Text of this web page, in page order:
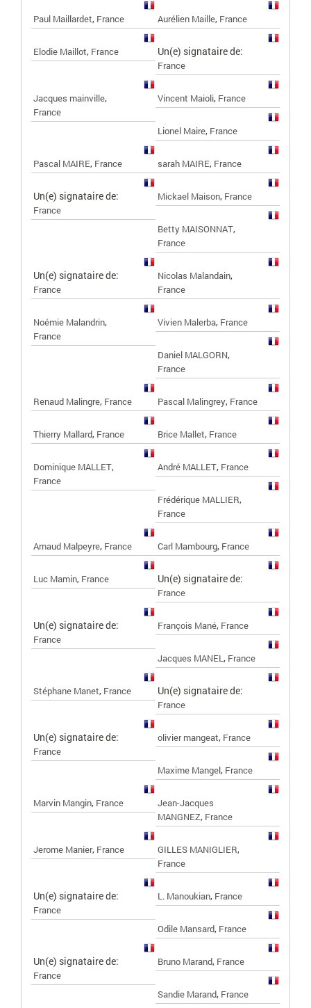
Paul Maillardet, France Aurélien Maille, France
Elodie Maillot, France Un(e) signataire de:
France
Jacques mainville,
France
Vincent Maioli, France
Lionel Maire, France
Pascal MAIRE, France sarah MAIRE, France
Un(e) signataire de:
France
Mickael Maison, France
Betty MAISONNAT,
France
Un(e) signataire de:
France
Nicolas Malandain,
France
Noémie Malandrin,
France
Vivien Malerba, France
Daniel MALGORN,
France
Renaud Malingre, France Pascal Malingrey, France
Thierry Mallard, France Brice Mallet, France
Dominique MALLET,
France
André MALLET, France
Frédérique MALLIER,
France
Arnaud Malpeyre, France Carl Mambourg, France
Luc Mamin, France Un(e) signataire de:
France
Un(e) signataire de:
France
François Mané, France
Jacques MANEL , France
Stéphane Manet, France Un(e) signataire de:
France
Un(e) signataire de:
France
olivier mangeat, France
Maxime Mangel, France
Marvin Mangin, France
Jean-Jacques
MANGNEZ, France
Jerome Manier, France GILLES MANIGLIER,
France
Un(e) signataire de:
France
L. Manoukian, France
Odile Mansard, France
Un(e) signataire de:
France
Bruno Marand, France
Sandie Marand, France